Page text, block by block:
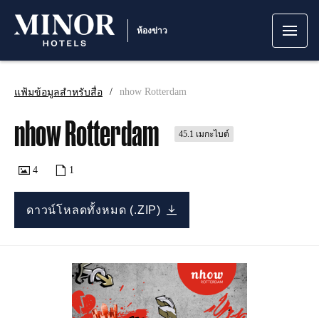
ห้องข่าว
แฟ้มข้อมูลสำหรับสื่อ nhow Rotterdam
nhow Rotterdam 45.1 เมกะไบต์
4 1
ดาวน์โหลดทั้งหมด (.ZIP)